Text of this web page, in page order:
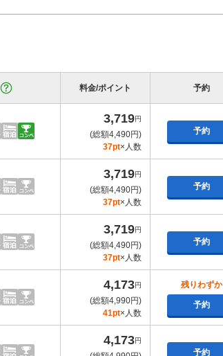
料金/ポイント 予約
3,719円
(総額4,490円)
37pt×人数
予約
3,719円
(総額4,490円)
37pt×人数
予約
3,719円
(総額4,490円)
37pt×人数
予約
4,173円
(総額4,990円)
41pt×人数
残りわずか
予約
4,173円
予約